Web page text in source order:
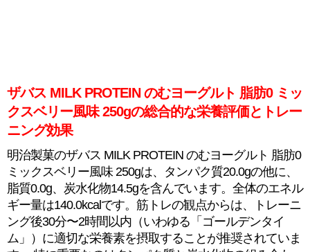
ザバス MILK PROTEIN のむヨーグルト 脂肪0 ミッ
クスベリー風味 250gの総合的な栄養評価とトレー
ニング効果
明治製菓のザバス MILK PROTEIN のむヨーグルト 脂肪0
ミックスベリー風味 250gは、タンパク質20.0gの他に、
脂質0.0g、炭水化物14.5gを含んでいます。全体のエネル
ギー量は140.0kcalです。筋トレの観点からは、トレーニ
ング後30分〜2時間以内（いわゆる「ゴールデンタイ
ム」）に適切な栄養素を摂取することが推奨されていま